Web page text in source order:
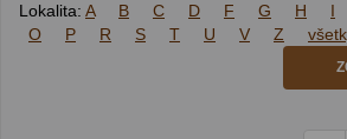
Lokalita: A B C D F G H I
O
P R S T U V Z